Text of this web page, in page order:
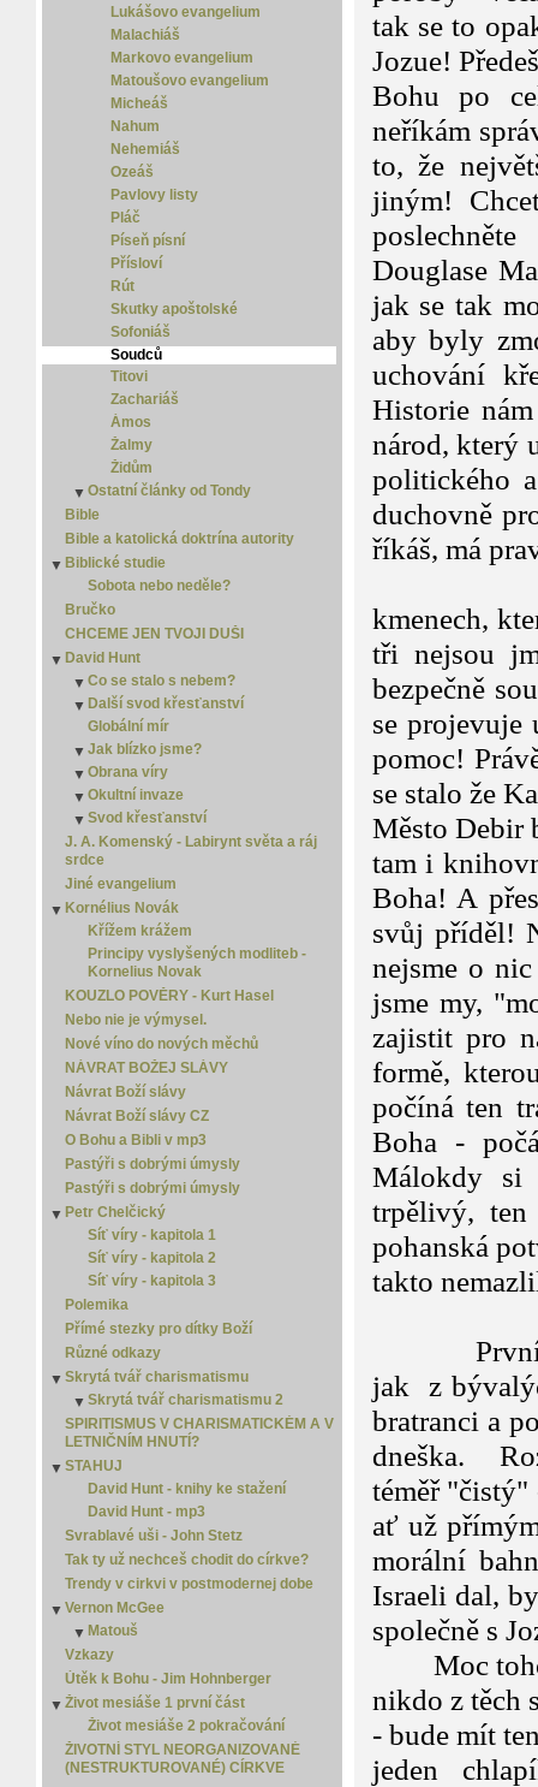
Lukášovo evangelium
Malachiáš
Markovo evangelium
Matoušovo evangelium
Micheáš
Nahum
Nehemiáš
Ozeáš
Pavlovy listy
Pláč
Píseň písní
Přísloví
Rút
Skutky apoštolské
Sofoniáš
Soudců
Titovi
Zachariáš
Ámos
Žalmy
Židům
▼ Ostatní články od Tondy
Islám
Jediná cesta
Jidáš Iškariotský
Jistota
Kdo odvalil kámen?
Kterou?
Moudrost
New Age
Náboženství versus křesťanství
Osamělý spasitel
Porozumět slovu
Smrt
Spása je zadarmo
Zlý sen
Bible
Bible a katolická doktrína autority
▼ Biblické studie
Sobota nebo neděle?
Bručko
CHCEME JEN TVOJI DUŠI
▼ David Hunt
▼ Co se stalo s nebem?
Co se stalo s nebem? - 2
Co se stalo s nebem? - 3
Co se stalo s nebem? - 4
▼ Další svod křesťanství
Další svod křesťanství 2
Další svod křesťanství 3
Globální mír
▼ Jak blízko jsme?
Jak blízko jsme? 2
Jak blízko jsme? 3
Jak blízko jsme? 4
Jak blízko jsme? 5
▼ Obrana víry
Obrana víry 2
Obrana víry 3
▼ Okultní invaze
▼Okultní invaze 2
Okultní invaze 3
▼ Svod křesťanství
Svod křesťanství 2
J. A. Komenský - Labirynt světa a ráj
srdce
Jiné evangelium
▼ Kornélius Novák
Křížem krážem
Principy vyslyšených modliteb -
Kornelius Novak
KOUZLO POVĚRY - Kurt Hasel
Nebo nie je výmysel.
Nové víno do nových měchů
NÁVRAT BOŽEJ SLÁVY
Návrat Boží slávy
Návrat Boží slávy CZ
O Bohu a Bibli v mp3
Pastýři s dobrými úmysly
Pastýři s dobrými úmysly
▼ Petr Chelčický
Síť víry - kapitola 1
Síť víry - kapitola 2
Síť víry - kapitola 3
Polemika
Přímé stezky pro dítky Boží
Různé odkazy
▼ Skrytá tvář charismatismu
▼ Skrytá tvář charismatismu 2
▼Skrytá tvář charismatismu 3
Skrytá tvář charismatismu 4
SPIRITISMUS V CHARISMATICKÉM A V
LETNIČNÍM HNUTÍ?
▼ STAHUJ
David Hunt - knihy ke stažení
David Hunt - mp3
Svrablavé uši - John Stetz
Tak ty už nechceš chodit do církve?
Trendy v cirkvi v postmodernej dobe
▼ Vernon McGee
▼ Matouš
Matouš 2
Vzkazy
Útěk k Bohu - Jim Hohnberger
▼ Život mesiáše 1 první část
Život mesiáše 2 pokračování
ŽIVOTNÍ STYL NEORGANIZOVANÉ
(NESTRUKTUROVANÉ) CÍRKVE
tak se to
Jozue!
Bohu po
neříkám
to, že
jiným!
Douglase
jak se tak
aby byly
uchování
Historie
národ, který
politického
duchovně
říkáš, má
kmenech,
tři nejsou
bezpečně
se projevuje
pomoc!
se stalo že
Město Debir
tam i
Boha! A
svůj příděl!
nejsme o
jsme my,
zajistit pro
formě,
počíná ten
Boha -
Málokdy si
trpělivý,
pohanská
takto
První,
jak z
bratranci a
dneška.
téměř
ať už
morální
Israeli dal,
společně s
Moc toho
nikdo z těch
- bude mít
jeden